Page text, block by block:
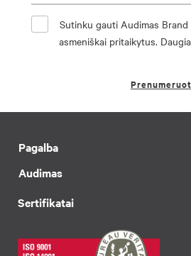
Sutinku gauti Audimas
asmeniškai pritaikytus.
Pagalba
Audimas
Sertifikatai